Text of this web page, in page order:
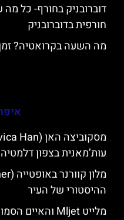
דוברובניק בחורף- כל
חורפית בדוברובניק
מה השעה בקרואטיה?
עות’מאנית בצפון דלמטיה
ההיסטורי של העיר
מלייט Mljet והאיים הסמוכים – מלונות מומלצים